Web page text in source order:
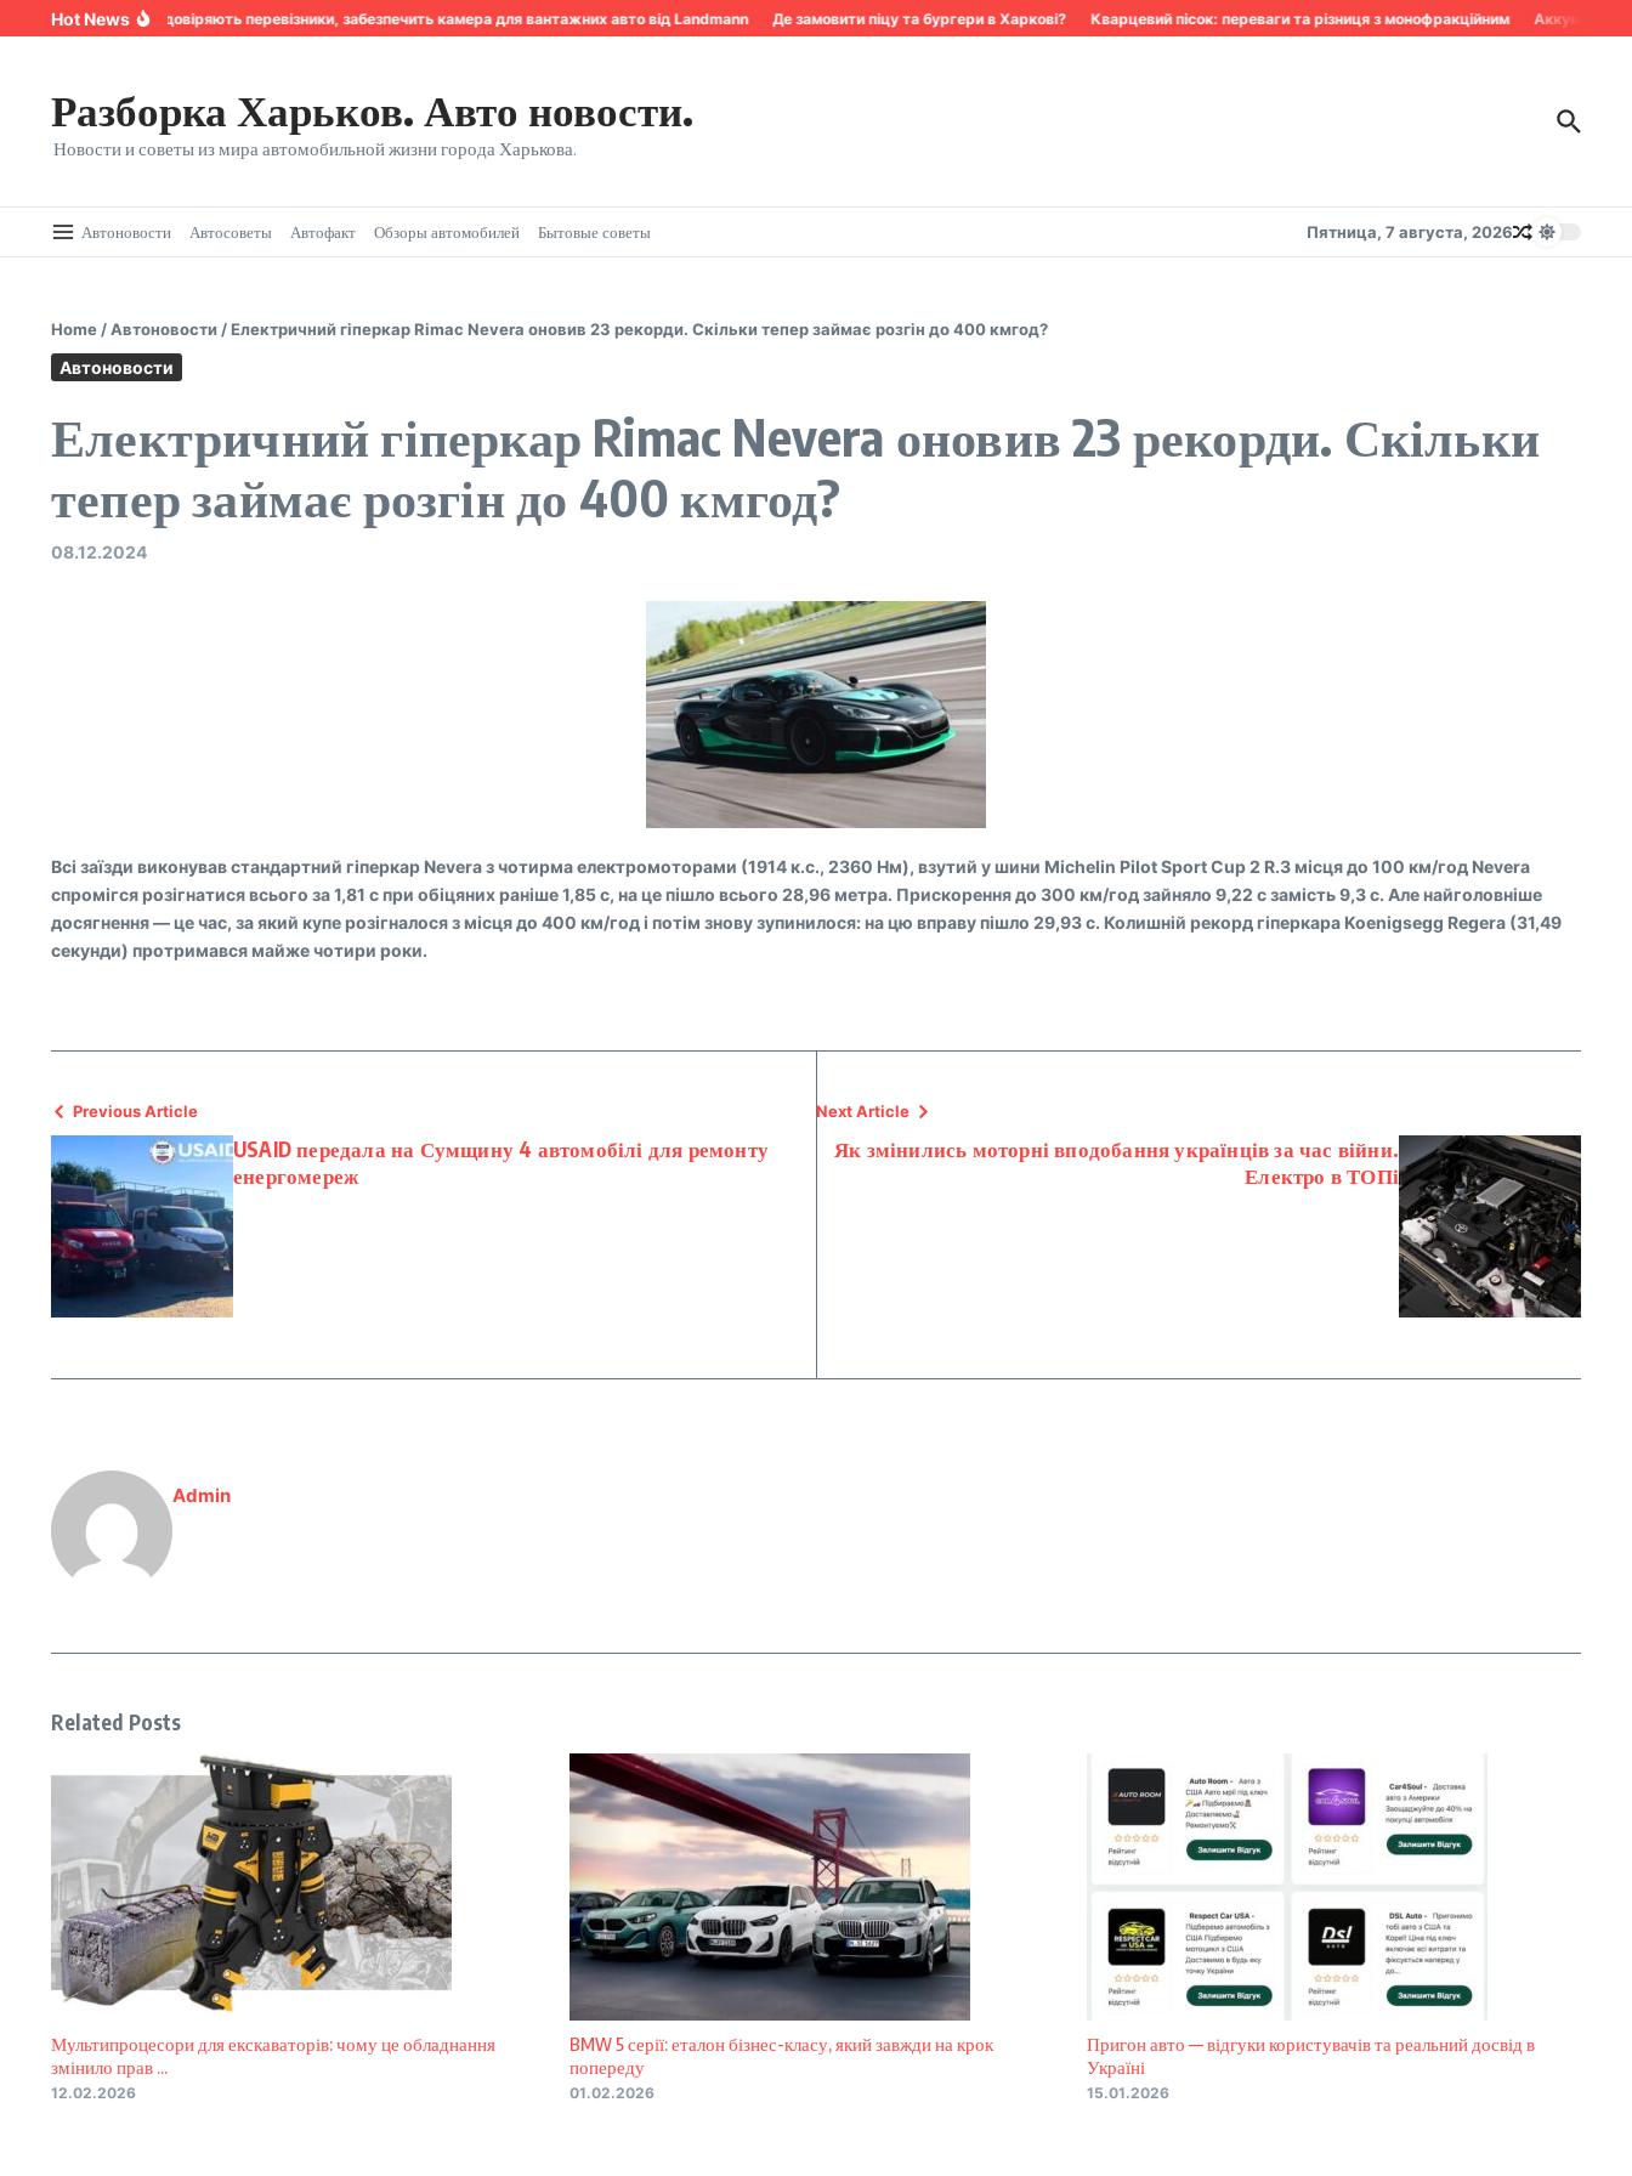
Перейти к содержанию
Hot News
Надійність, якій довіряють перевізники, забезпечить камера для вантажних авто від Landmann Де замовити піцу та бургери в Харкові? Кварцевий пісок: переваги та різниця з монофракційним Аккумулятор
Разборка Харьков. Авто новости.
Новости и советы из мира автомобильной жизни города Харькова.
Автоновости Автосоветы Автофакт Обзоры автомобилей Бытовые советы Пятница, 7 августа, 2026
Home /Автоновости /Електричний гіперкар Rimac Nevera оновив 23 рекорди. Скільки тепер займає розгін до 400 кмгод?
Автоновости
Електричний гіперкар Rimac Nevera оновив 23 рекорди. Скільки
тепер займає розгін до 400 кмгод?
08.12.2024
Всі заїзди виконував стандартний гіперкар Nevera з чотирма електромоторами (1914 к.с., 2360 Нм), взутий у шини Michelin Pilot Sport Cup 2 R.З місця до 100 км/год Nevera
спромігся розігнатися всього за 1,81 с при обіцяних раніше 1,85 с, на це пішло всього 28,96 метра. Прискорення до 300 км/год зайняло 9,22 с замість 9,3 с. Але найголовніше
досягнення — це час, за який купе розігналося з місця до 400 км/год і потім знову зупинилося: на цю вправу пішло 29,93 с. Колишній рекорд гіперкара Koenigsegg Regera (31,49
секунди) протримався майже чотири роки.
Previous Article
USAID передала на Сумщину 4 автомобілі для ремонту
енергомереж
Next Article
Як змінились моторні вподобання українців за час війни.
Електро в ТОПі
Admin
Related Posts
Мультипроцесори для екскаваторів: чому це обладнання
змінило прав ...
12.02.2026
BMW 5 серії: еталон бізнес-класу, який завжди на крок
попереду
01.02.2026
Пригон авто — відгуки користувачів та реальний досвід в
Україні
15.01.2026